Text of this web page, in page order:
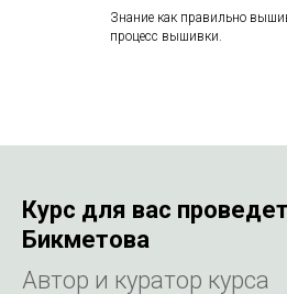
Знание как правильно
процесс вышивки.
Курс для вас
Бикметова
Автор и куратор курса